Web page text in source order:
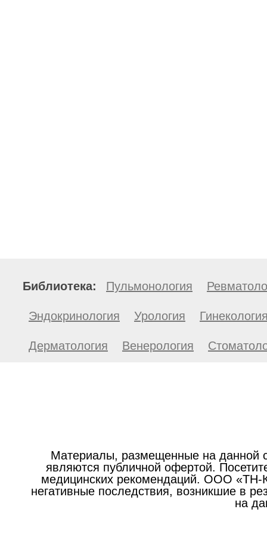
Библиотека: Пульмонология
Эндокринология Урология
Дерматология Венерология
Материалы, размещенные на данной
являются публичной офертой.
медицинских рекомендаций. ООО «ТН-
негативные последствия, возникшие в
на